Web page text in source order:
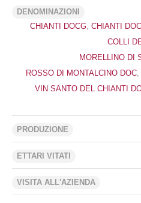
DENOMINAZIONI
CHIANTI DOCG, CHIANTI
COLLI
MORELLINO DI
ROSSO DI MONTALCINO DOC,
VIN SANTO DEL CHIANTI
PRODUZIONE
ETTARI VITATI
VISITA ALL'AZIENDA